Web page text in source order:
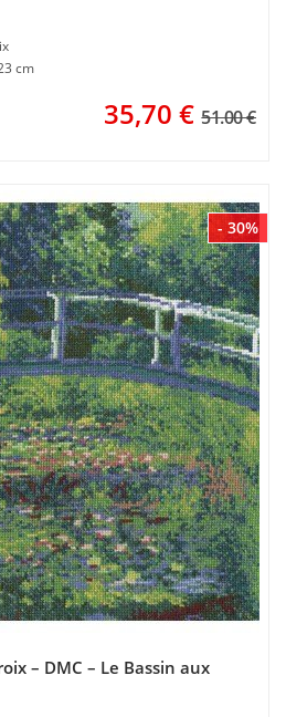
cm
35,70 € 51.00 €
- 30%
– DMC – Le Bassin aux